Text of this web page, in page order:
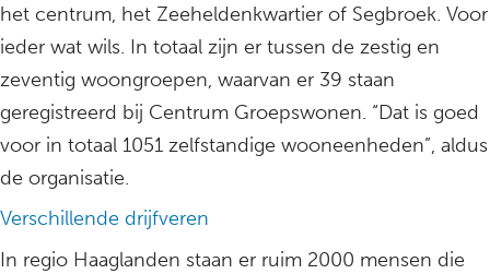
het centrum, het Zeeheldenkwartier of Segbroek. Voor
ieder wat wils. In totaal zijn er tussen de zestig en
zeventig woongroepen, waarvan er 39 staan
geregistreerd bij Centrum Groepswonen. “Dat is goed
voor in totaal 1051 zelfstandige wooneenheden”, aldus
de organisatie.
Verschillende drijfveren
In regio Haaglanden staan er ruim 2000 mensen die